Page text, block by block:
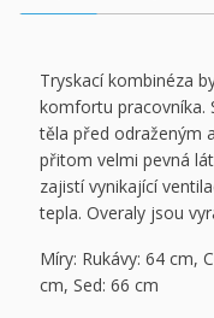
Tryskací kombinéza
komfortu pracovníka.
těla před odraženým
přitom velmi pevná
zajistí vynikající
tepla. Overaly jsou
Míry: Rukávy: 64 cm,
cm, Sed: 66 cm